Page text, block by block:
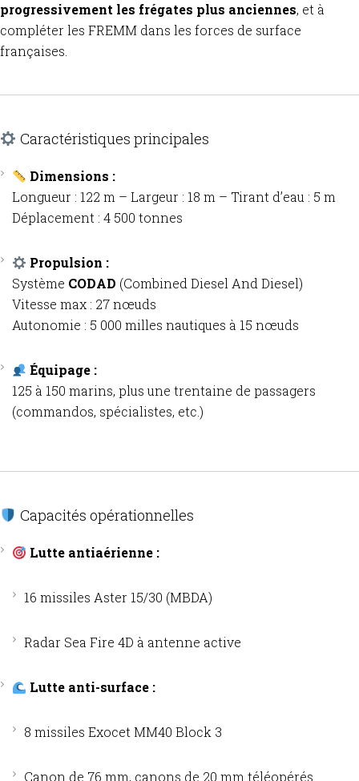
progressivement les frégates plus anciennes, et à
compléter les FREMM dans les forces de surface
françaises.
Caractéristiques principales
Dimensions :
Longueur : 122 m – Largeur : 18 m – Tirant d’eau : 5 m
Déplacement : 4 500 tonnes
Propulsion :
Système CODAD (Combined Diesel And Diesel)
Vitesse max : 27 nœuds
Autonomie : 5 000 milles nautiques à 15 nœuds
Équipage :
125 à 150 marins, plus une trentaine de passagers
(commandos, spécialistes, etc.)
Capacités opérationnelles
Lutte antiaérienne :
16 missiles Aster 15/30 (MBDA)
Radar Sea Fire 4D à antenne active
Lutte anti-surface :
8 missiles Exocet MM40 Block 3
Canon de 76 mm, canons de 20 mm téléopérés